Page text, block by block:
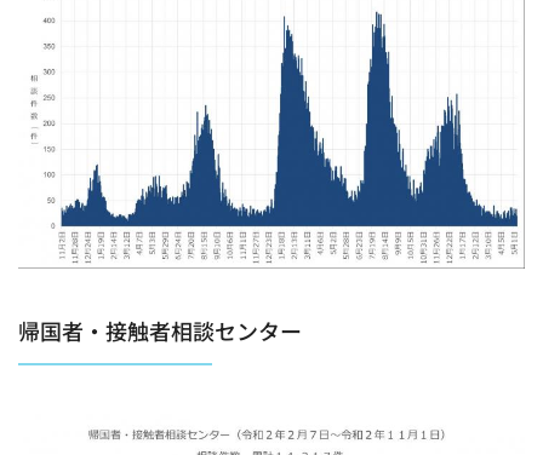
帰国者・接触者相談センター